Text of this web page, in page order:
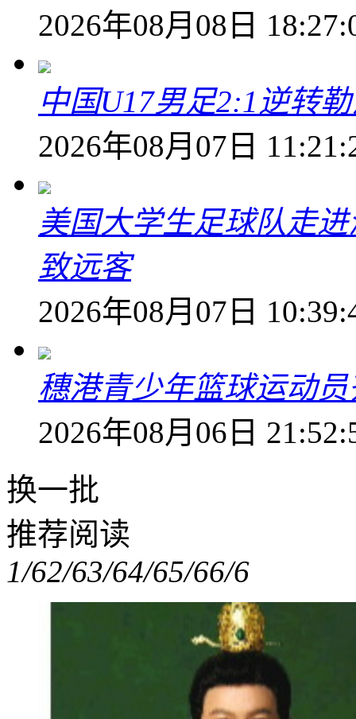
2026年08月08日
中国U17男足2:1逆转
2026年08月07日
美国大学生足球队走
致远客
2026年08月07日
穗港青少年篮球运动
2026年08月06日
换一批
推荐阅读
1/62/63/64/65/66/6